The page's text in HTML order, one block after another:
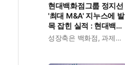
현대백화점그룹 정지선
'최대 M&A' 지누스에 발
목 잡힌 실적 : 현대백화
점 올해 2분기 영업이익
성장축은 백화점, 과제는 지누스